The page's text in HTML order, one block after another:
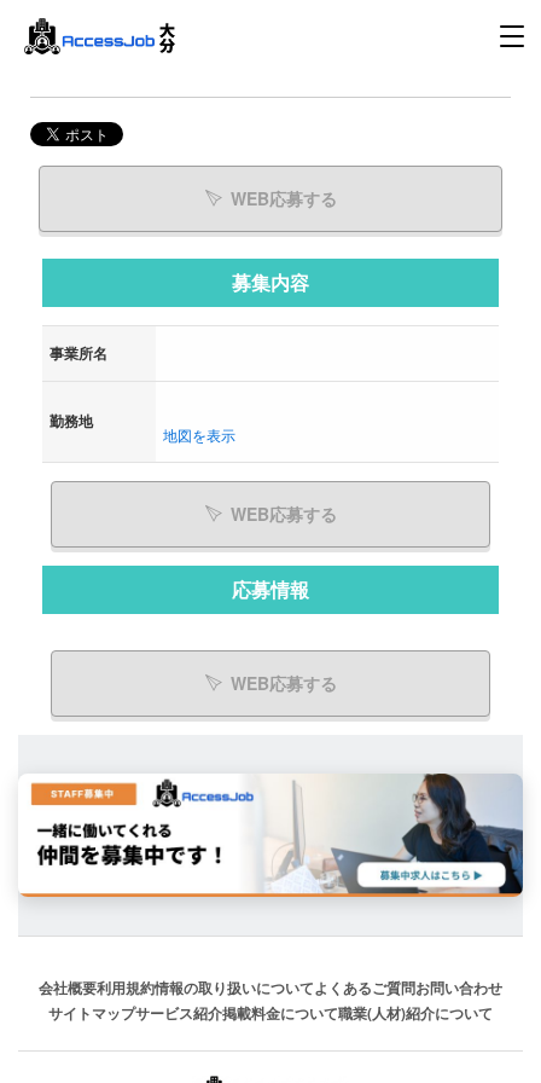
WEB応募する
募集内容
事業所名
勤務地
地図を表示
WEB応募する
応募情報
WEB応募する
会社概要利用規約情報の取り扱いについてよくあるご質問お問い合わせ
サイトマップサービス紹介掲載料金について職業(人材)紹介について